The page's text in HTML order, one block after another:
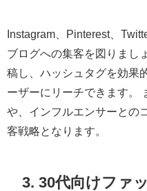
Instagram、Pinterest、
ブログへの集客を図りまし
稿し、ハッシュタグを効果
ーザーにリーチできます。
や、インフルエンサーとの
客戦略となります。
3. 30代向けファ